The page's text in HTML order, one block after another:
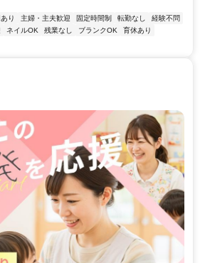
り 主婦・主夫歓迎 固定時間制 転勤なし
経験不問
ネイルOK 残業なし ブランクOK
育休あり